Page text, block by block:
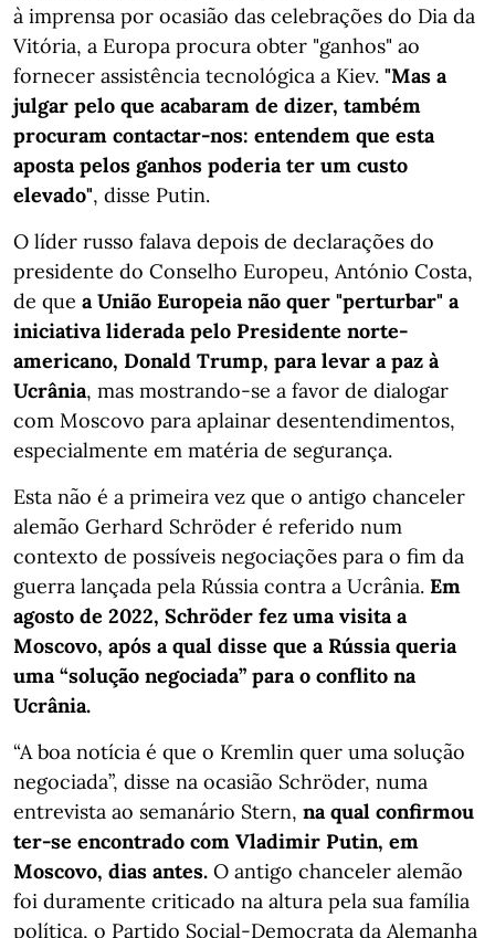
à imprensa por ocasião das celebrações do Dia da
Vitória, a Europa procura obter "ganhos" ao
fornecer assistência tecnológica a Kiev. "Mas a
julgar pelo que acabaram de dizer, também
procuram contactar-nos: entendem que esta
aposta pelos ganhos poderia ter um custo
elevado", disse Putin.
O líder russo falava depois de declarações do
presidente do Conselho Europeu, António Costa,
de que a União Europeia não quer "perturbar" a
iniciativa liderada pelo Presidente norte-
americano, Donald Trump, para levar a paz à
Ucrânia, mas mostrando-se a favor de dialogar
com Moscovo para aplainar desentendimentos,
especialmente em matéria de segurança.
Esta não é a primeira vez que o antigo chanceler
alemão Gerhard Schröder é referido num
contexto de possíveis negociações para o fim da
guerra lançada pela Rússia contra a Ucrânia. Em
agosto de 2022, Schröder fez uma visita a
Moscovo, após a qual disse que a Rússia queria
uma “solução negociada” para o conflito na
Ucrânia.
“A boa notícia é que o Kremlin quer uma solução
negociada”, disse na ocasião Schröder, numa
entrevista ao semanário Stern, na qual confirmou
ter-se encontrado com Vladimir Putin, em
Moscovo, dias antes. O antigo chanceler alemão
foi duramente criticado na altura pela sua família
política, o Partido Social-Democrata da Alemanha